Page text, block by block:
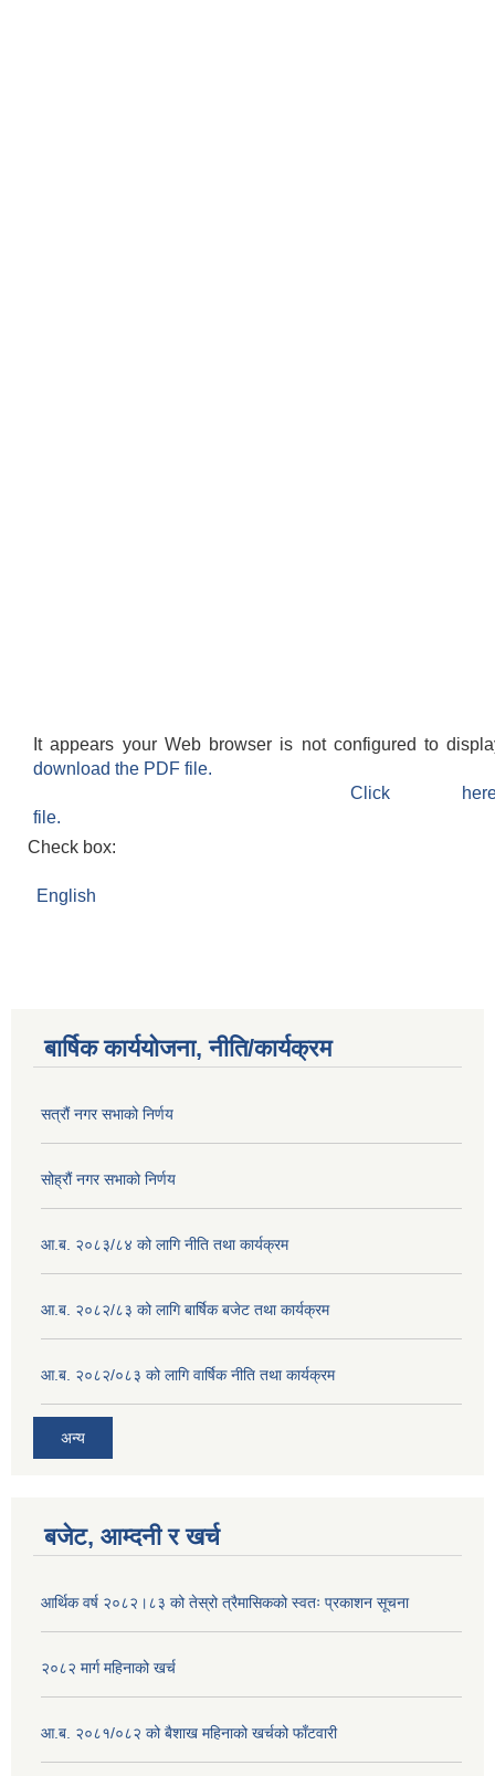
It appears your Web browser is not configured to
download the PDF file.
Click
file.
Check box:
English
बार्षिक कार्ययोजना, नीति/कार्यक्रम
सत्रौं नगर सभाको निर्णय
सोह्रौं नगर सभाको निर्णय
आ.ब. २०८३/८४ को लागि नीति तथा कार्यक्रम
आ.ब. २०८२/८३ को लागि बार्षिक बजेट तथा कार्यक्रम
आ.ब. २०८२/०८३ को लागि वार्षिक नीति तथा कार्यक्रम
अन्य
बजेट, आम्दनी र खर्च
आर्थिक वर्ष २०८२।८३ को तेस्रो त्रैमासिकको स्वतः प्रकाशन सूचना
२०८२ मार्ग महिनाको खर्च
आ.ब. २०८१/०८२ को बैशाख महिनाको खर्चको फाँटवारी